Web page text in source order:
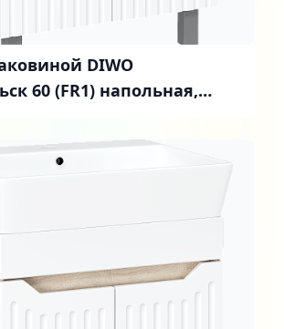
DIWO
60 (FR1) напольная,